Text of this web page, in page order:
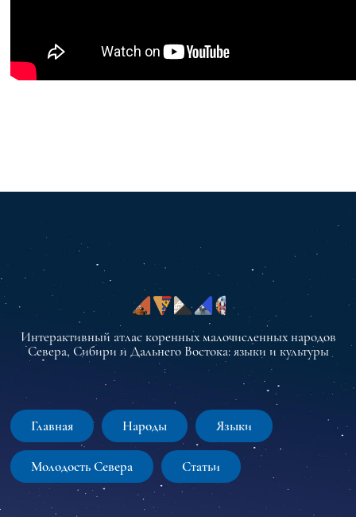
Интерактивный атлас коренных малочисленных народов
Севера, Сибири и Дальнего Востока: языки и культуры
Главная Народы Языки
Молодость Севера Статьи